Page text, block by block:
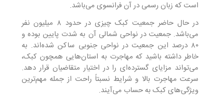
است که زبان رسمی در آن فرانسوی می‌باشد.
در حال حاضر جمعیت کبک چیزی در حدود ۸ میلیون نفر
می‌باشد. جمعیت در نواحی شمالی آن به شدت پایین بوده و
۸۰ درصد این جمعیت در نواحی جنوبی ساکن شده‌اند. به
خاطر داشته باشید که مهاجرت به استان‌هایی همچون کبک،
می‌تواند مزایای گسترده‌ای را در اختیار متقاضیان قرار دهد.
سرعت مهاجرت بالا و شرایط نسبتاً راحت از جمله مهم‌ترین
ویژگی‌های کبک به حساب می‌آیند.